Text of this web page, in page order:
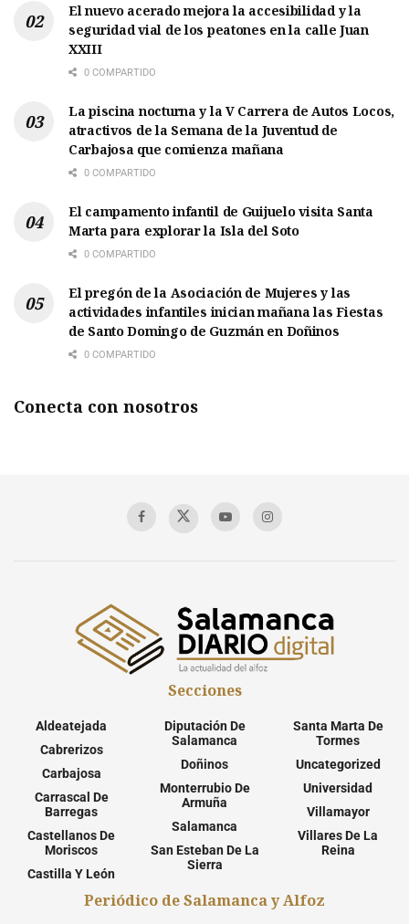
El nuevo acerado mejora la accesibilidad y la
seguridad vial de los peatones en la calle Juan
XXIII
0 COMPARTIDO
La piscina nocturna y la V Carrera de Autos Locos,
atractivos de la Semana de la Juventud de
Carbajosa que comienza mañana
0 COMPARTIDO
El campamento infantil de Guijuelo visita Santa
Marta para explorar la Isla del Soto
0 COMPARTIDO
El pregón de la Asociación de Mujeres y las
actividades infantiles inician mañana las Fiestas
de Santo Domingo de Guzmán en Doñinos
0 COMPARTIDO
Conecta con nosotros
Secciones
Aldeatejada
Cabrerizos
Carbajosa
Carrascal De
Barregas
Castellanos De
Moriscos
Castilla Y León
Diputación De
Salamanca
Doñinos
Monterrubio De
Armuña
Salamanca
San Esteban De La
Sierra
Santa Marta De
Tormes
Uncategorized
Universidad
Villamayor
Villares De La
Reina
Periódico de Salamanca y Alfoz